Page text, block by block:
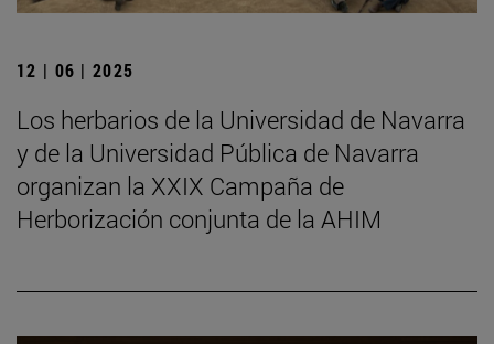
12 | 06 | 2025
Los herbarios de la Universidad de Navarra
y de la Universidad Pública de Navarra
organizan la XXIX Campaña de
Herborización conjunta de la AHIM